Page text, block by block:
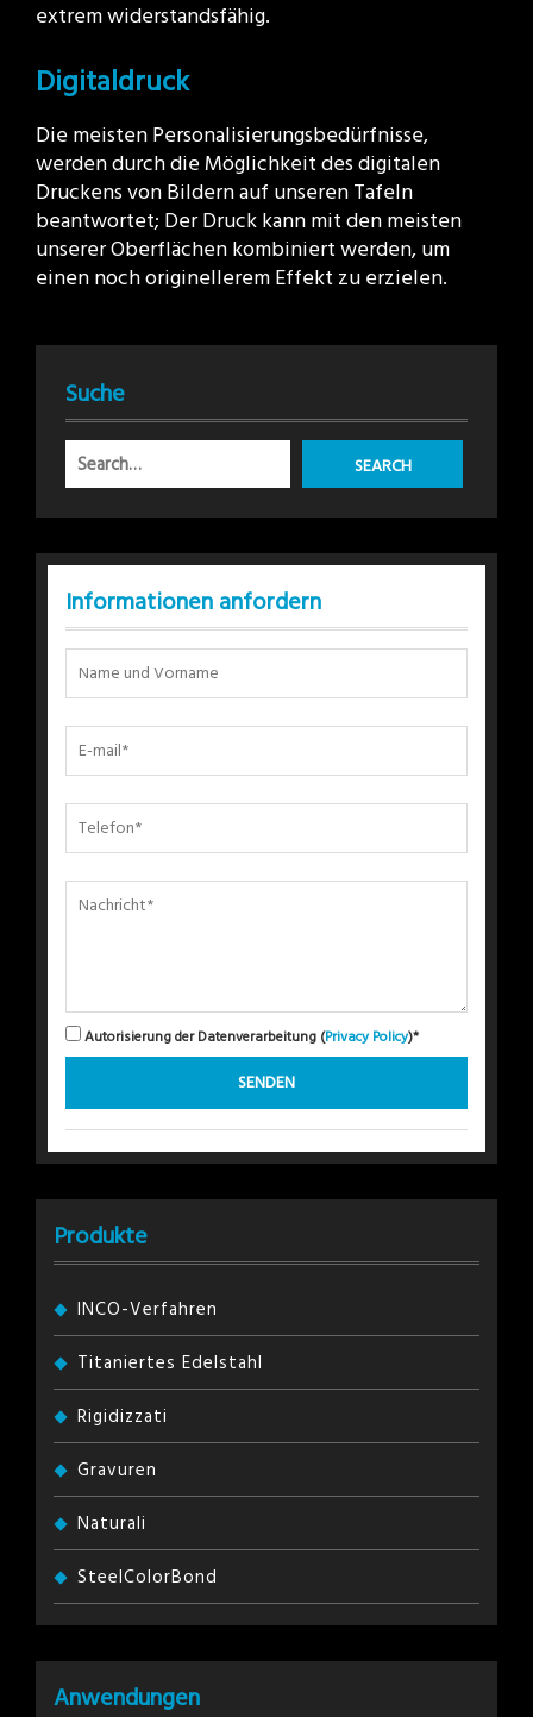
extrem widerstandsfähig.
Digitaldruck
Die meisten Personalisierungsbedürfnisse,
werden durch die Möglichkeit des digitalen
Druckens von Bildern auf unseren Tafeln
beantwortet; Der Druck kann mit den meisten
unserer Oberflächen kombiniert werden, um
einen noch originellerem Effekt zu erzielen.
Suche
Informationen anfordern
Autorisierung der Datenverarbeitung (Privacy Policy)*
Produkte
INCO-Verfahren
Titaniertes Edelstahl
Rigidizzati
Gravuren
Naturali
SteelColorBond
Anwendungen